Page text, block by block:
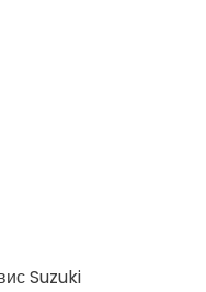
Suzuki